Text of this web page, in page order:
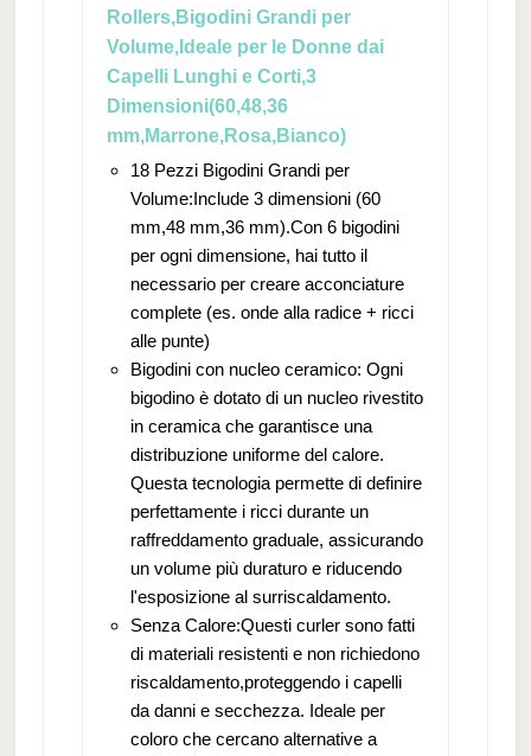
Rollers,Bigodini Grandi per
Volume,Ideale per le Donne dai
Capelli Lunghi e Corti,3
Dimensioni(60,48,36
mm,Marrone,Rosa,Bianco)
18 Pezzi Bigodini Grandi per
Volume:Include 3 dimensioni (60
mm,48 mm,36 mm).Con 6 bigodini
per ogni dimensione, hai tutto il
necessario per creare acconciature
complete (es. onde alla radice + ricci
alle punte)
Bigodini con nucleo ceramico: Ogni
bigodino è dotato di un nucleo rivestito
in ceramica che garantisce una
distribuzione uniforme del calore.
Questa tecnologia permette di definire
perfettamente i ricci durante un
raffreddamento graduale, assicurando
un volume più duraturo e riducendo
l'esposizione al surriscaldamento.
Senza Calore:Questi curler sono fatti
di materiali resistenti e non richiedono
riscaldamento,proteggendo i capelli
da danni e secchezza. Ideale per
coloro che cercano alternative a